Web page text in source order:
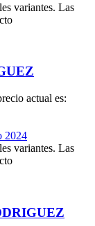
variantes. Las
actual es:
variantes. Las